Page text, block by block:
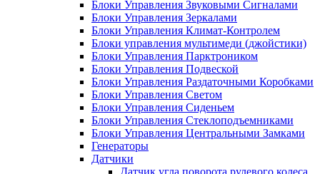
Блоки Управления Звуковыми Сигналами
Блоки Управления Зеркалами
Блоки Управления Климат-Контролем
Блоки управления мультимеди (джойстики)
Блоки Управления Парктроником
Блоки Управления Подвеской
Блоки Управления Раздаточными Коробками
Блоки Управления Светом
Блоки Управления Сиденьем
Блоки Управления Стеклоподъемниками
Блоки Управления Центральными Замками
Генераторы
Датчики
Датчик угла поворота рулевого колеса